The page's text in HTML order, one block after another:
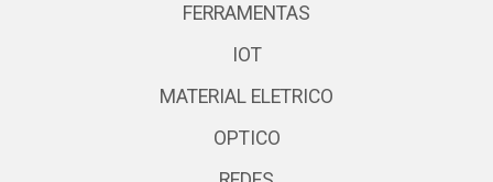
FERRAMENTAS
IOT
MATERIAL ELETRICO
OPTICO